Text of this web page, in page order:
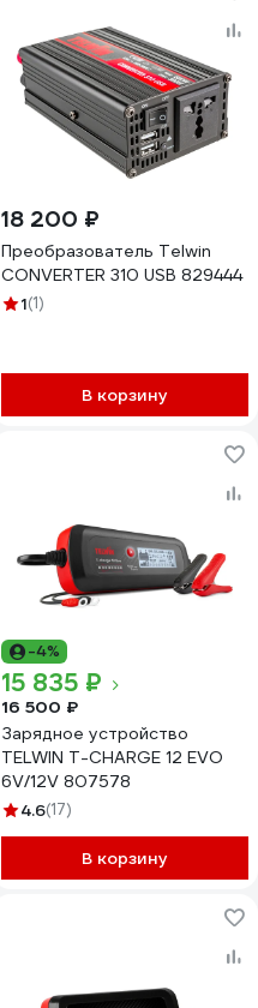
18 200 ₽
Преобразователь Telwin
CONVERTER 310 USB 829444
1(1)
В корзину
-4%
15 835 ₽
16 500 ₽
Зарядное устройство
TELWIN T-CHARGE 12 EVO
6V/12V 807578
4.6(17)
В корзину